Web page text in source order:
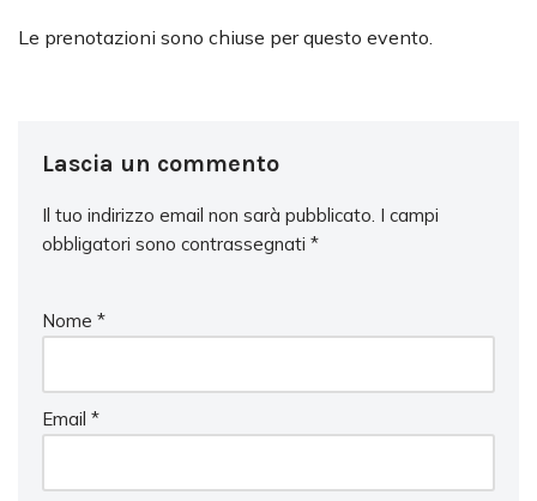
Le prenotazioni sono chiuse per questo evento.
Lascia un commento
Il tuo indirizzo email non sarà pubblicato. I campi
obbligatori sono contrassegnati *
Nome *
Email *